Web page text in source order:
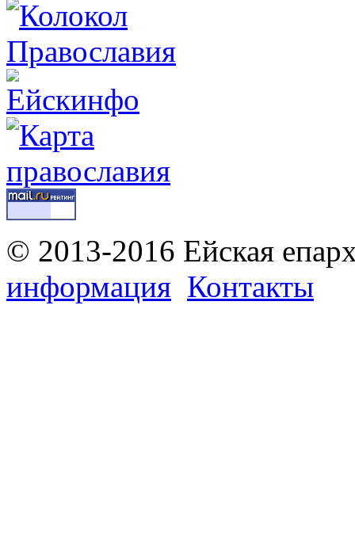
© 2013-2016 Ейская
информация Контакты